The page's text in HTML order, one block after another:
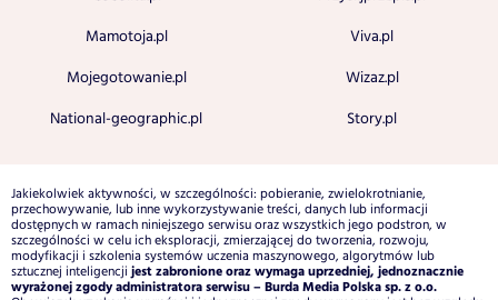
Mamotoja.pl
Mojegotowanie.pl
National-geographic.pl
Viva.pl
Wizaz.pl
Story.pl
Jakiekolwiek aktywności, w szczególności: pobieranie, zwielokrotnianie,
przechowywanie, lub inne wykorzystywanie treści, danych lub informacji
dostępnych w ramach niniejszego serwisu oraz wszystkich jego podstron, w
szczególności w celu ich eksploracji, zmierzającej do tworzenia, rozwoju,
modyfikacji i szkolenia systemów uczenia maszynowego, algorytmów lub
sztucznej inteligencji jest zabronione oraz wymaga uprzedniej, jednoznacznie
wyrażonej zgody administratora serwisu – Burda Media Polska sp. z o.o.